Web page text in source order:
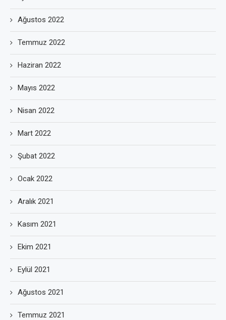
Ağustos 2022
Temmuz 2022
Haziran 2022
Mayıs 2022
Nisan 2022
Mart 2022
Şubat 2022
Ocak 2022
Aralık 2021
Kasım 2021
Ekim 2021
Eylül 2021
Ağustos 2021
Temmuz 2021